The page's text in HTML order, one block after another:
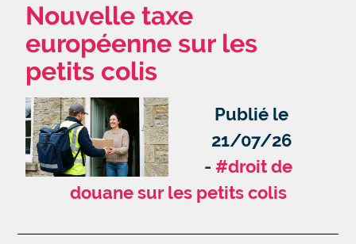
Nouvelle taxe
européenne sur les
petits colis
Publié le
21/07/26
#droit de
douane sur les petits colis